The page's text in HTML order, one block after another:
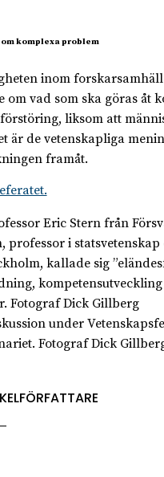
om komplexa problem
inom
om vad som ska göras åt
liksom att
är de vetenskapliga
framåt.
professor i
kallade sig
Fotograf Dick Gillberg
Fotograf Dick